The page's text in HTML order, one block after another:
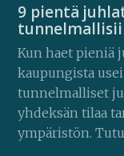
9 pientä
Kun haet pieniä
kaupungista
tunnelmalliset
yhdeksän tilaa
ympäristön.